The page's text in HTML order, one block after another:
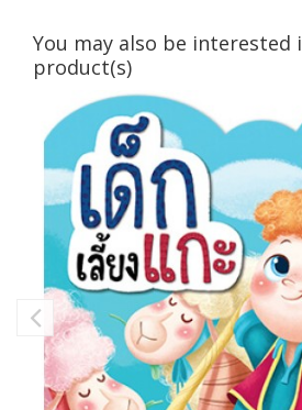
You may also be
product(s)